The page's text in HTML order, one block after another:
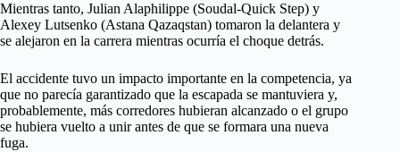
Mientras tanto, Julian Alaphilippe (Soudal-Quick Step) y
Alexey Lutsenko (Astana Qazaqstan) tomaron la delantera y
se alejaron en la carrera mientras ocurría el choque detrás.
El accidente tuvo un impacto importante en la competencia, ya
que no parecía garantizado que la escapada se mantuviera y,
probablemente, más corredores hubieran alcanzado o el grupo
se hubiera vuelto a unir antes de que se formara una nueva
fuga.